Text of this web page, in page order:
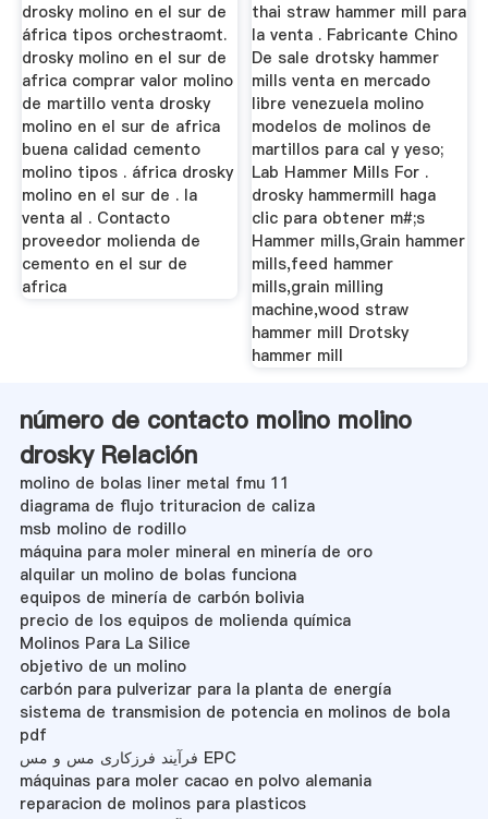
drosky molino en el sur de
áfrica tipos orchestraomt.
drosky molino en el sur de
africa comprar valor molino
de martillo venta drosky
molino en el sur de africa
buena calidad cemento
molino tipos . áfrica drosky
molino en el sur de . la
venta al . Contacto
proveedor molienda de
cemento en el sur de
africa
thai straw hammer mill para
la venta . Fabricante Chino
De sale drotsky hammer
mills venta en mercado
libre venezuela molino
modelos de molinos de
martillos para cal y yeso;
Lab Hammer Mills For .
drosky hammermill haga
clic para obtener m#;s
Hammer mills,Grain hammer
mills,feed hammer
mills,grain milling
machine,wood straw
hammer mill Drotsky
hammer mill
número de contacto molino molino
drosky Relación
molino de bolas liner metal fmu 11
diagrama de flujo trituracion de caliza
msb molino de rodillo
máquina para moler mineral en minería de oro
alquilar un molino de bolas funciona
equipos de minería de carbón bolivia
precio de los equipos de molienda química
Molinos Para La Silice
objetivo de un molino
carbón para pulverizar para la planta de energía
sistema de transmision de potencia en molinos de bola
pdf
فرآیند فرزکاری مس و مس EPC
máquinas para moler cacao en polvo alemania
reparacion de molinos para plasticos